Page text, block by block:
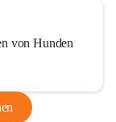
von Hunden